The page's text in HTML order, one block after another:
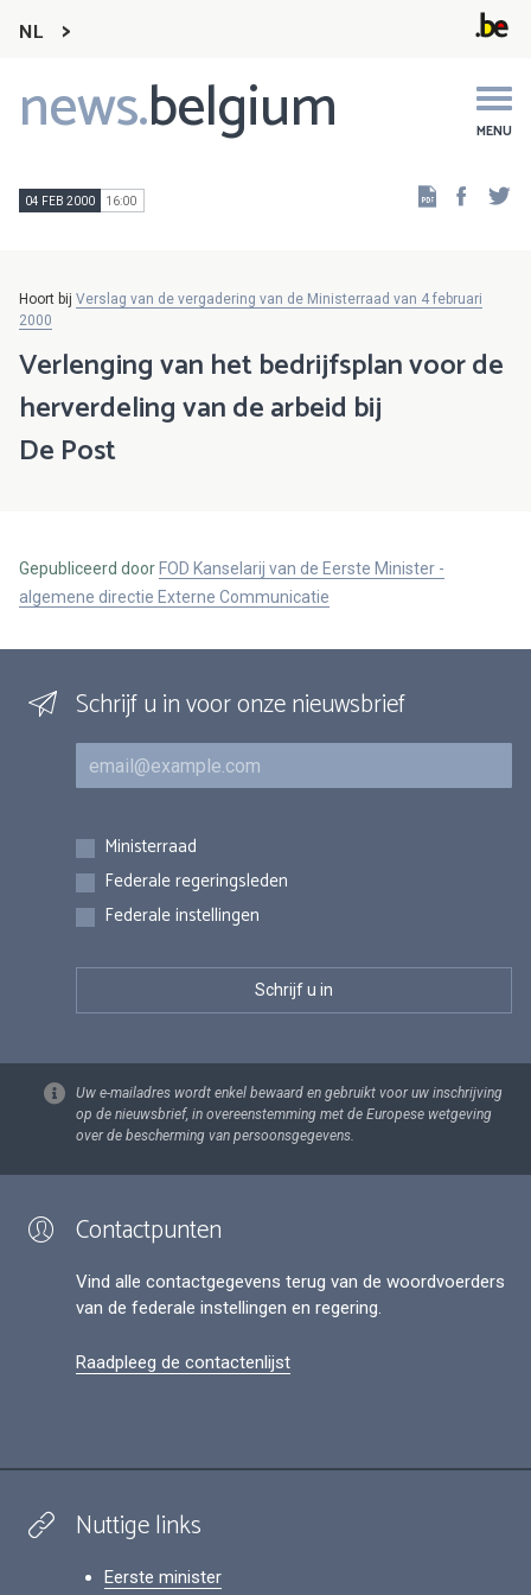
NL
news.belgium MENU
Main
navigation
04 FEB 2000 16:00
Hoort bij Verslag van de vergadering van de Ministerraad van 4 februari
2000
Verlenging van het bedrijfsplan voor de
herverdeling van de arbeid bij
De Post
Gepubliceerd door FOD Kanselarij van de Eerste Minister -
algemene directie Externe Communicatie
Schrijf u in voor onze nieuwsbrief
E-mail
Inschrijvingen
Ministerraad
Federale regeringsleden
Federale instellingen
Uw e-mailadres wordt enkel bewaard en gebruikt voor uw inschrijving
op de nieuwsbrief, in overeenstemming met de Europese wetgeving
over de bescherming van persoonsgegevens.
Contactpunten
Vind alle contactgegevens terug van de woordvoerders
van de federale instellingen en regering.
Raadpleeg de contactenlijst
Nuttige links
Eerste minister